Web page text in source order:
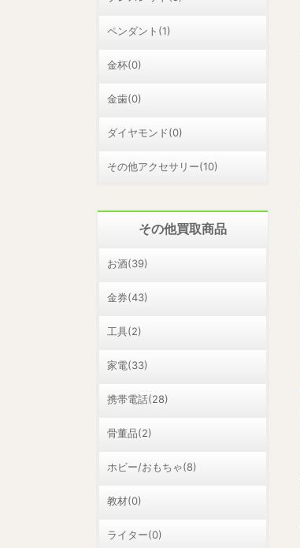
ペンダント(1)
金杯(0)
金歯(0)
ダイヤモンド(0)
その他アクセサリー(10)
その他買取商品
お酒(39)
金券(43)
工具(2)
家電(33)
携帯電話(28)
骨董品(2)
ホビー/おもちゃ(8)
教材(0)
ライター(0)